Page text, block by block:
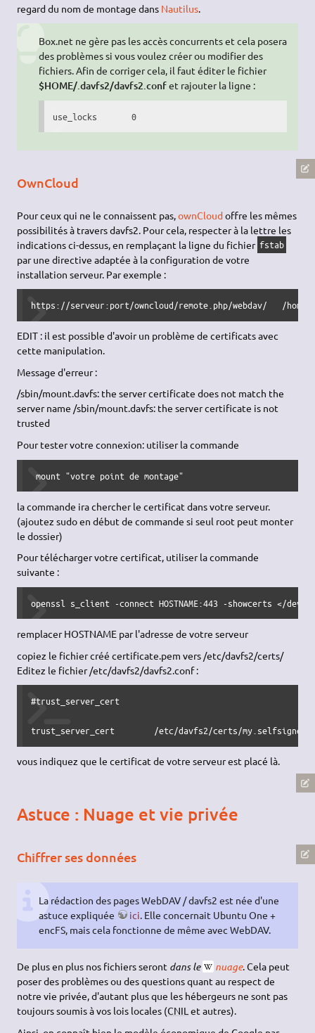
regard du nom de montage dans Nautilus.
Box.net ne gère pas les accès concurrents et cela posera
des problèmes si vous voulez créer ou modifier des
fichiers. Afin de corriger cela, il faut éditer le fichier
$HOME/.davfs2/davfs2.confet rajouter la ligne :
use_locks       0
OwnCloud
Pour ceux qui ne le connaissent pas,ownCloudoffre les mêmes
possibilités à travers davfs2. Pour cela, respecter à la lettre les
indications ci-dessus, en remplaçant la ligne du fichier fstab
par une directive adaptée à la configuration de votre
installation serveur. Par exemple :
EDIT : il est possible d'avoir un problème de certificats avec
cette manipulation.
Message d'erreur :
/sbin/mount.davfs: the server certificate does not match the
server name /sbin/mount.davfs: the server certificate is not
trusted
Pour tester votre connexion: utiliser la commande
mount "votre point de montage"
la commande ira chercher le certificat dans votre serveur.
(ajoutez sudo en début de commande si seul root peut monter
le dossier)
Pour télécharger votre certificat, utiliser la commande
suivante :
openssl s_client -connect HOSTNAME:443 -showcerts </
remplacer HOSTNAME par l'adresse de votre serveur
copiez le fichier créé certificate.pem vers /etc/davfs2/certs/
Editez le fichier /etc/davfs2/davfs2.conf :
#trust_server_cert
trust_server_cert        /etc/davfs2/certs/
vous indiquez que le certificat de votre serveur est placé là.
Astuce : Nuage et vie privée
Chiffrer ses données
La rédaction des pages WebDAV / davfs2 est née d'une
astuce expliquée
ici. Elle concernait Ubuntu One +
encFS, mais cela fonctionne de même avec WebDAV.
De plus en plus nos fichiers seront dans le nuage. Cela peut
poser des problèmes ou des questions quant au respect de
notre vie privée, d'autant plus que les hébergeurs ne sont pas
toujours soumis à vos lois locales (CNIL et autres).